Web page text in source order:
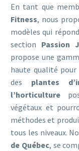
En tant que
Fitness, nous
modèles qui
section Passion
propose une
haute qualité pour
des plantes
l’horticulture
végétaux et
méthodes et
tous les niveaux.
de Québec, se